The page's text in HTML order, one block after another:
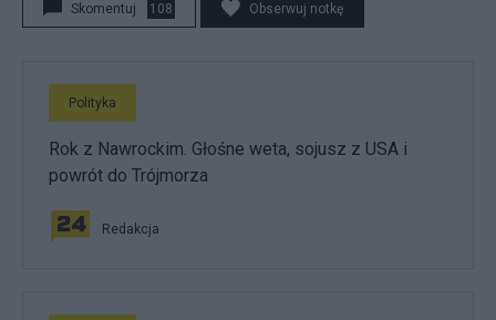
Skomentuj 108 Obserwuj notkę
Polityka
Rok z Nawrockim. Głośne weta, sojusz z USA i
powrót do Trójmorza
Redakcja